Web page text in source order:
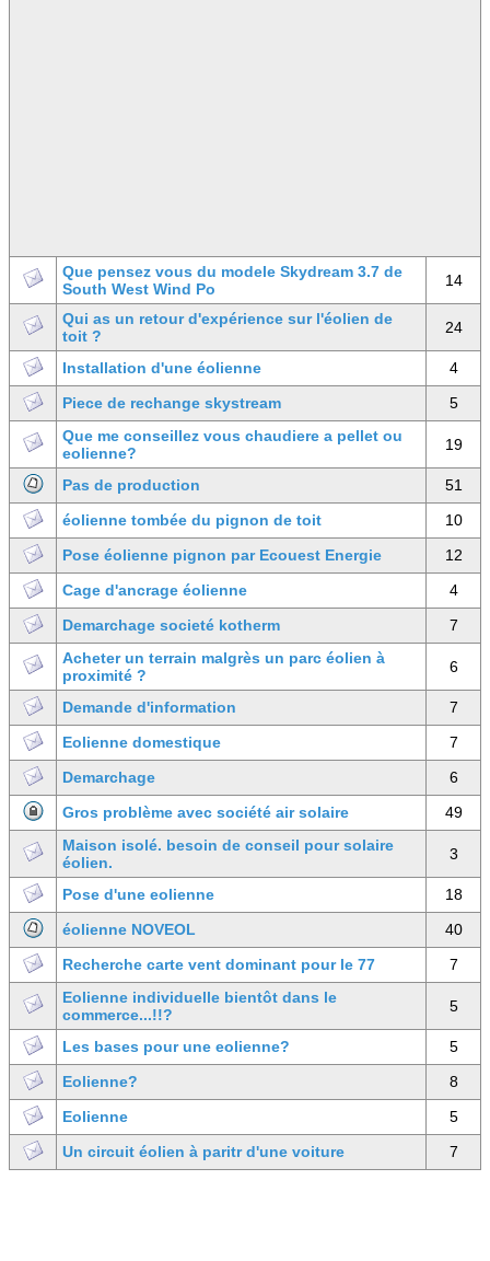
Que pensez vous du modele Skydream 3.7 de
South West Wind Po
14
Qui as un retour d'expérience sur l'éolien de
toit ?
24
Installation d'une éolienne
4
Piece de rechange skystream
5
Que me conseillez vous chaudiere a pellet ou
eolienne?
19
Pas de production
51
éolienne tombée du pignon de toit
10
Pose éolienne pignon par Ecouest Energie
12
Cage d'ancrage éolienne
4
Demarchage societé kotherm
7
Acheter un terrain malgrès un parc éolien à
proximité ?
6
Demande d'information
7
Eolienne domestique
7
Demarchage
6
Gros problème avec société air solaire
49
Maison isolé. besoin de conseil pour solaire
éolien.
3
Pose d'une eolienne
18
éolienne NOVEOL
40
Recherche carte vent dominant pour le 77
7
Eolienne individuelle bientôt dans le
commerce...!!?
5
Les bases pour une eolienne?
5
Eolienne?
8
Eolienne
5
Un circuit éolien à paritr d'une voiture
7